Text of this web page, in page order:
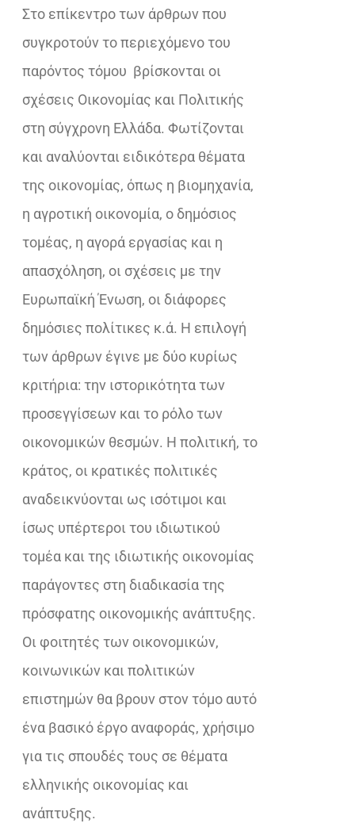
Στο επίκεντρο των άρθρων που
συγκροτούν το περιεχόμενο του
παρόντος τόμου βρίσκονται οι
σχέσεις Οικονομίας και Πολιτικής
στη σύγχρονη Ελλάδα. Φωτίζονται
και αναλύονται ειδικότερα θέματα
της οικονομίας, όπως η βιομηχανία,
η αγροτική οικονομία, ο δημόσιος
τομέας, η αγορά εργασίας και η
απασχόληση, οι σχέσεις με την
Ευρωπαϊκή Ένωση, οι διάφορες
δημόσιες πολίτικες κ.ά. Η επιλογή
των άρθρων έγινε με δύο κυρίως
κριτήρια: την ιστορικότητα των
προσεγγίσεων και το ρόλο των
οικονομικών θεσμών. Η πολιτική, το
κράτος, οι κρατικές πολιτικές
αναδεικνύονται ως ισότιμοι και
ίσως υπέρτεροι του ιδιωτικού
τομέα και της ιδιωτικής οικονομίας
παράγοντες στη διαδικασία της
πρόσφατης οικονομικής ανάπτυξης.
Οι φοιτητές των οικονομικών,
κοινωνικών και πολιτικών
επιστημών θα βρουν στον τόμο αυτό
ένα βασικό έργο αναφοράς, χρήσιμο
για τις σπουδές τους σε θέματα
ελληνικής οικονομίας και
ανάπτυξης.